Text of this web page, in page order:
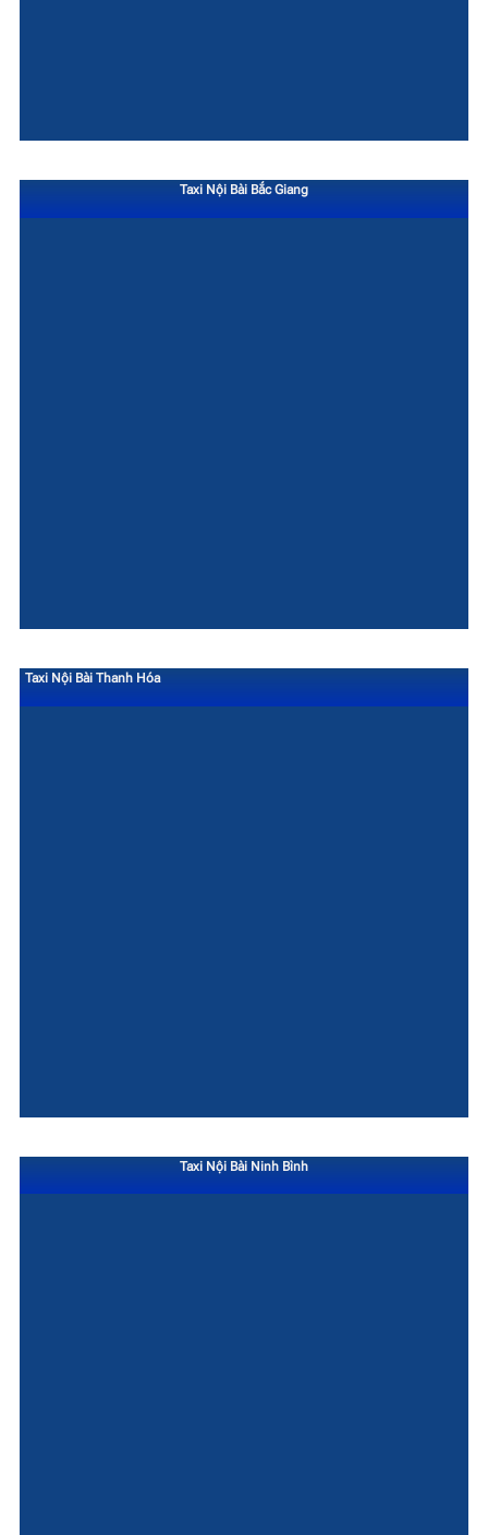
Taxi Nội Bài Bắc Giang
Taxi Nội Bài Thanh Hóa
Taxi Nội Bài Ninh Bình